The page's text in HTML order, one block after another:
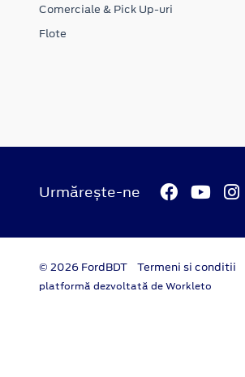
Comerciale & Pick Up-uri
Flote
Urmărește-ne
© 2026 FordBDT Termeni si conditii
platformă dezvoltată de Workleto